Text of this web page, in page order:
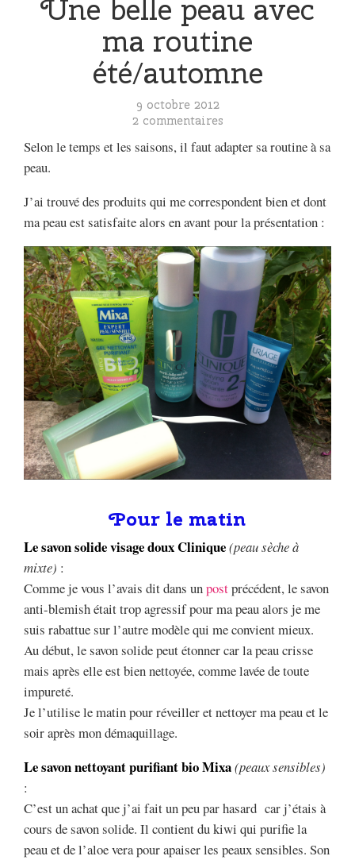
Une belle peau avec
ma routine
été/automne
9 octobre 2012
2 commentaires
Selon le temps et les saisons, il faut adapter sa routine à sa
peau.
J’ai trouvé des produits qui me correspondent bien et dont
ma peau est satisfaite alors en avant pour la présentation :
Pour le matin
Le savon solide visage doux Clinique(peau sèche à
mixte) :
Comme je vous l’avais dit dans unpostprécédent, le savon
anti-blemish était trop agressif pour ma peau alors je me
suis rabattue sur l’autre modèle qui me convient mieux.
Au début, le savon solide peut étonner car la peau crisse
mais après elle est bien nettoyée, comme lavée de toute
impureté.
Je l’utilise le matin pour réveiller et nettoyer ma peau et le
soir après mon démaquillage.
Le savon nettoyant purifiant bio Mixa(peaux sensibles)
:
C’est un achat que j’ai fait un peu par hasard car j’étais à
cours de savon solide. Il contient du kiwi qui purifie la
peau et de l’aloe vera pour apaiser les peaux sensibles. Son